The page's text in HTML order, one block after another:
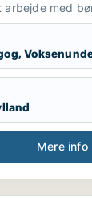
med
Og at
optimalt miljø
praktiske
Mere info